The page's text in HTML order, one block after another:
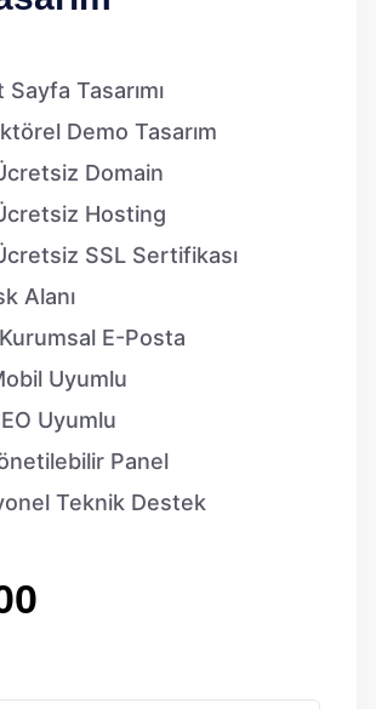
Tasarımı
Demo Tasarım
Domain
Ücretsiz Hosting
Ücretsiz SSL Sertifikası
Alanı
E-Posta
Uyumlu
Uyumlu
Panel
Teknik Destek